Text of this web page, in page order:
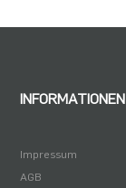
INFORMATIONEN
Impressum
AGB